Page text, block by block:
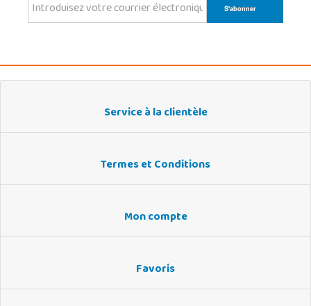
Service à la clientèle
Termes et Conditions
Mon compte
Favoris